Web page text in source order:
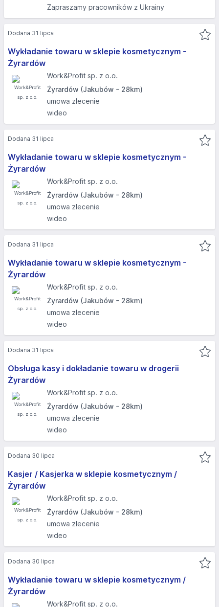
Zapraszamy pracowników z Ukrainy
Wykładanie towaru w sklepie kosmetycznym -
Żyrardów
Work&Profit sp. z o.o.
Żyrardów (Jakubów - 28km)
umowa zlecenie
wideo
Dodana 31 lipca
Wykładanie towaru w sklepie kosmetycznym -
Żyrardów
Work&Profit sp. z o.o.
Żyrardów (Jakubów - 28km)
umowa zlecenie
wideo
Dodana 31 lipca
Wykładanie towaru w sklepie kosmetycznym -
Żyrardów
Work&Profit sp. z o.o.
Żyrardów (Jakubów - 28km)
umowa zlecenie
wideo
Dodana 31 lipca
Obsługa kasy i dokładanie towaru w drogerii
Żyrardów
Work&Profit sp. z o.o.
Żyrardów (Jakubów - 28km)
umowa zlecenie
wideo
Dodana 31 lipca
Kasjer / Kasjerka w sklepie kosmetycznym /
Żyrardów
Work&Profit sp. z o.o.
Żyrardów (Jakubów - 28km)
umowa zlecenie
wideo
Dodana 30 lipca
Wykładanie towaru w sklepie kosmetycznym /
Żyrardów
Work&Profit sp. z o.o.
Dodana 30 lipca